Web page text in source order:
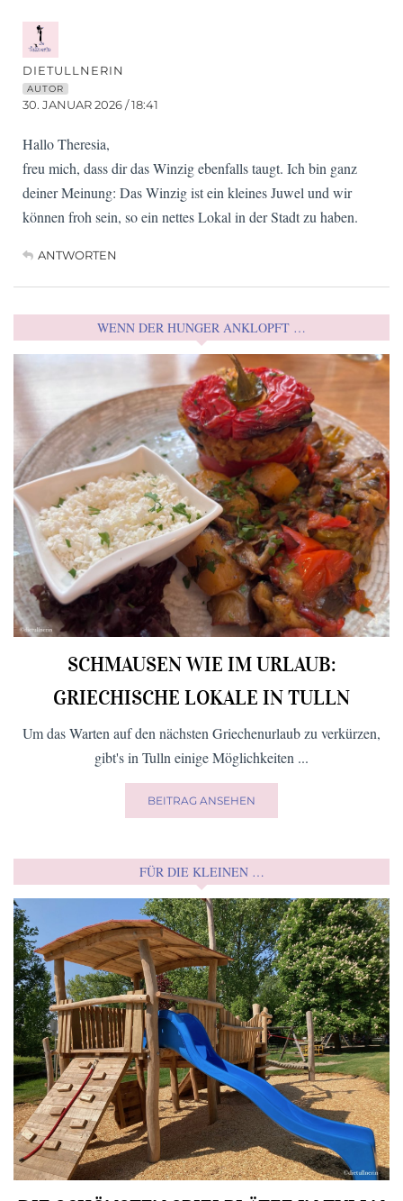
DIETULLNERIN
AUTOR
30. JANUAR 2026 / 18:41
Hallo Theresia,
freu mich, dass dir das Winzig ebenfalls taugt. Ich bin ganz
deiner Meinung: Das Winzig ist ein kleines Juwel und wir
können froh sein, so ein nettes Lokal in der Stadt zu haben.
ANTWORTEN
WENN DER HUNGER ANKLOPFT …
SCHMAUSEN WIE IM URLAUB:
GRIECHISCHE LOKALE IN TULLN
Um das Warten auf den nächsten Griechenurlaub zu verkürzen,
gibt's in Tulln einige Möglichkeiten ...
BEITRAG ANSEHEN
FÜR DIE KLEINEN …